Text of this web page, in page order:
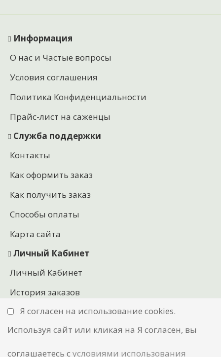
Я согласен на использование cookies.
Используя сайт или кликая на Я согласен, вы
соглашаетесь с условиями использования
Информация
О нас и Частые вопросы
Условия соглашения
Политика Конфиденциальности
Прайс-лист на саженцы
Служба поддержки
Контакты
Как оформить заказ
Как получить заказ
Способы оплаты
Карта сайта
Личный Кабинет
Личный Кабинет
История заказов
Закладки